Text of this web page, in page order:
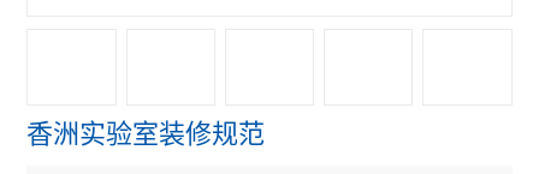
香洲实验室装修规范